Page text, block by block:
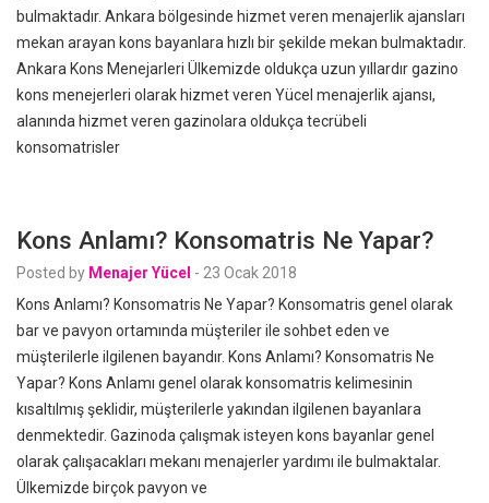
bulmaktadır. Ankara bölgesinde hizmet veren menajerlik ajansları
mekan arayan kons bayanlara hızlı bir şekilde mekan bulmaktadır.
Ankara Kons Menejarleri Ülkemizde oldukça uzun yıllardır gazino
kons menejerleri olarak hizmet veren Yücel menajerlik ajansı,
alanında hizmet veren gazinolara oldukça tecrübeli
konsomatrisler
Kons Anlamı? Konsomatris Ne Yapar?
Posted by Menajer Yücel - 23 Ocak 2018
Kons Anlamı? Konsomatris Ne Yapar? Konsomatris genel olarak
bar ve pavyon ortamında müşteriler ile sohbet eden ve
müşterilerle ilgilenen bayandır. Kons Anlamı? Konsomatris Ne
Yapar? Kons Anlamı genel olarak konsomatris kelimesinin
kısaltılmış şeklidir, müşterilerle yakından ilgilenen bayanlara
denmektedir. Gazinoda çalışmak isteyen kons bayanlar genel
olarak çalışacakları mekanı menajerler yardımı ile bulmaktalar.
Ülkemizde birçok pavyon ve